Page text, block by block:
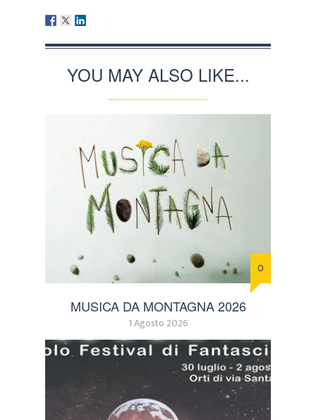
YOU MAY ALSO LIKE...
0
MUSICA DA MONTAGNA 2026
1 Agosto 2026